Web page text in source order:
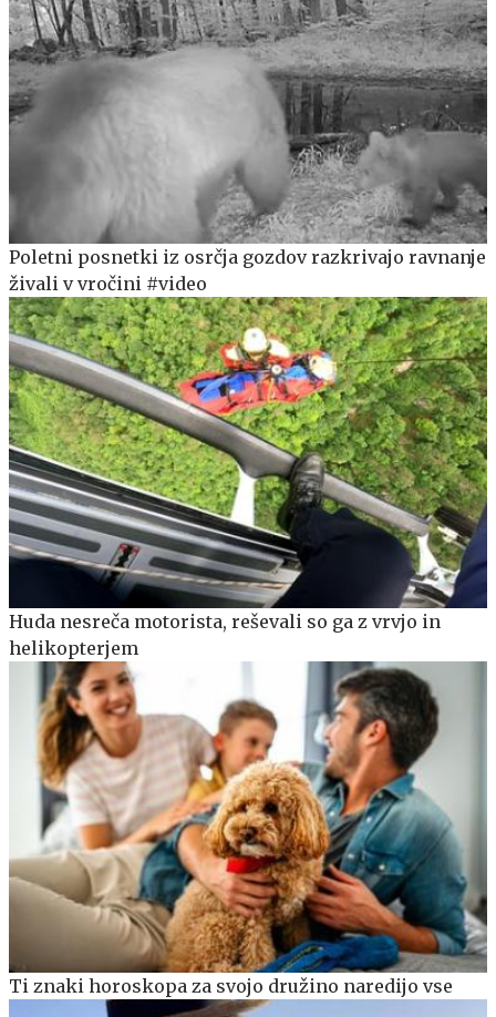
Poletni posnetki iz osrčja gozdov razkrivajo ravnanje
živali v vročini #video
Huda nesreča motorista, reševali so ga z vrvjo in
helikopterjem
Ti znaki horoskopa za svojo družino naredijo vse